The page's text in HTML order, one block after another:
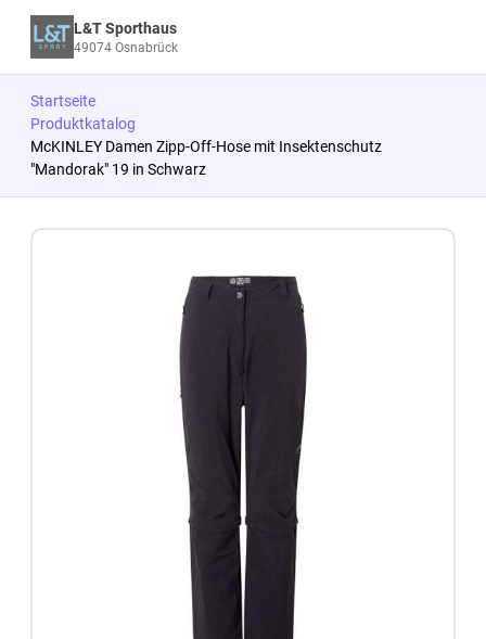
L&T Sporthaus
49074 Osnabrück
Startseite
Produktkatalog
McKINLEY Damen Zipp-Off-Hose mit Insektenschutz
"Mandorak" 19 in Schwarz